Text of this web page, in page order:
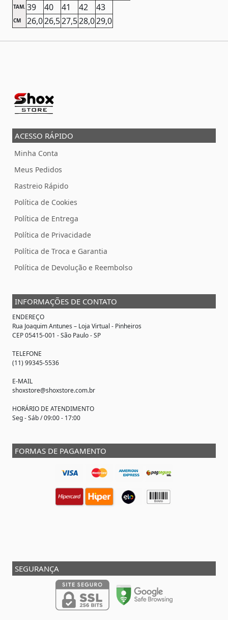
TAM. 39 40 41 42 43
CM 26,026,527,528,029,0
ACESSO RÁPIDO
Minha Conta
Meus Pedidos
Rastreio Rápido
Política de Cookies
Política de Entrega
Política de Privacidade
Política de Troca e Garantia
Política de Devolução e Reembolso
INFORMAÇÕES DE CONTATO
ENDEREÇO
Rua Joaquim Antunes – Loja Virtual - Pinheiros
CEP 05415-001 - São Paulo - SP
TELEFONE
(11) 99345-5536
E-MAIL
shoxstore@shoxstore.com.br
HORÁRIO DE ATENDIMENTO
Seg - Sáb / 09:00 - 17:00
FORMAS DE PAGAMENTO
SEGURANÇA